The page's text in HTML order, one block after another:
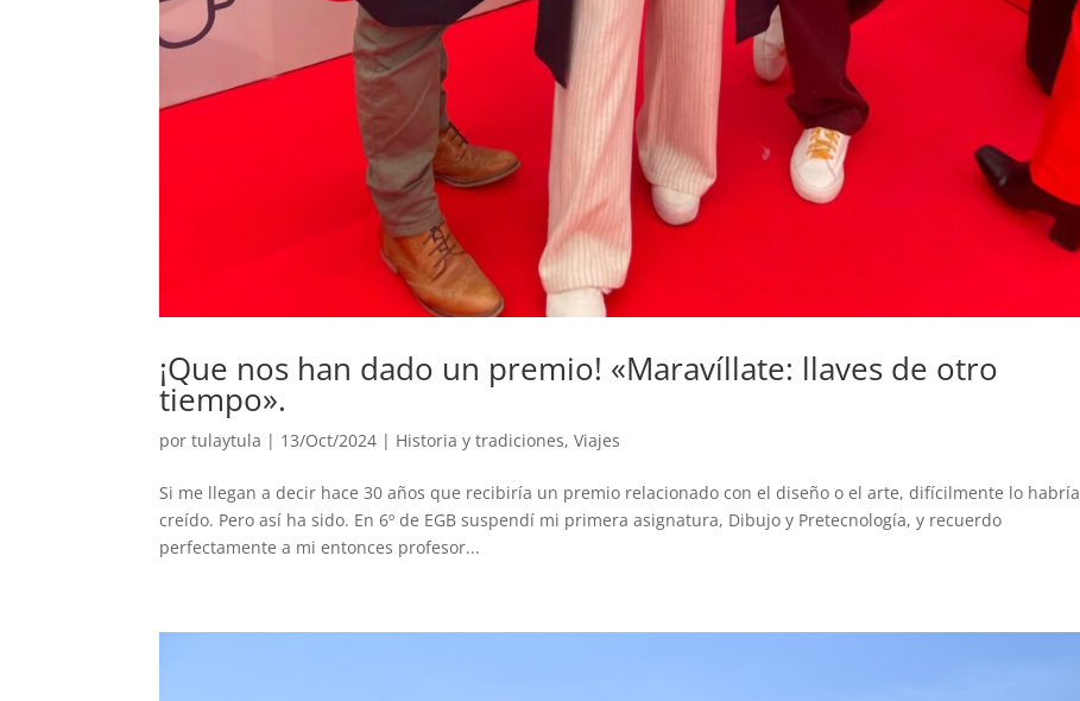
¡Que nos han dado un premio! «Maravíllate: llaves de otro
tiempo».
portulaytula | 13/Oct/2024 | Historia y tradiciones,Viajes
Si me llegan a decir hace 30 años que recibiría un premio relacionado con el diseño o el arte, difícilmente lo habría
creído. Pero así ha sido. En 6º de EGB suspendí mi primera asignatura, Dibujo y Pretecnología, y recuerdo
perfectamente a mi entonces profesor...